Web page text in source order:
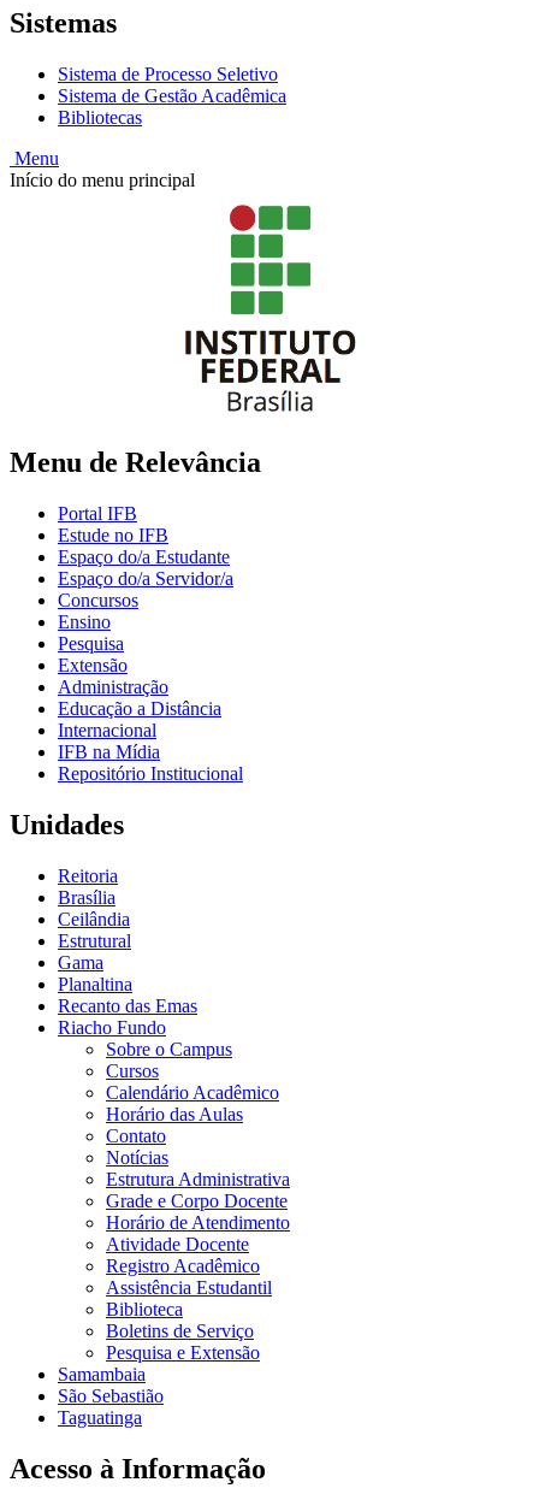
Sistemas
Sistema de Processo Seletivo
Sistema de Gestão Acadêmica
Bibliotecas
Menu
Início do menu principal
Menu de Relevância
Portal IFB
Estude no IFB
Espaço do/a Estudante
Espaço do/a Servidor/a
Concursos
Ensino
Pesquisa
Extensão
Administração
Educação a Distância
Internacional
IFB na Mídia
Repositório Institucional
Unidades
Reitoria
Brasília
Ceilândia
Estrutural
Gama
Planaltina
Recanto das Emas
Riacho Fundo
Sobre o Campus
Cursos
Calendário Acadêmico
Horário das Aulas
Contato
Notícias
Estrutura Administrativa
Grade e Corpo Docente
Horário de Atendimento
Atividade Docente
Registro Acadêmico
Assistência Estudantil
Biblioteca
Boletins de Serviço
Pesquisa e Extensão
Samambaia
São Sebastião
Taguatinga
Acesso à Informação